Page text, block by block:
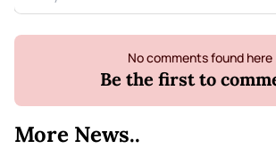
No comments found here
Be the first to
More News..